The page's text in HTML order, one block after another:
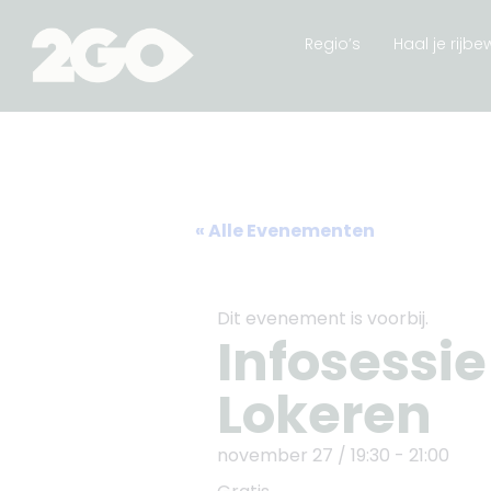
Regio’s Haal je
« Alle Evenementen
Dit evenement is voorbij.
Infosessie
Lokeren
november 27 / 19:30 - 21:00